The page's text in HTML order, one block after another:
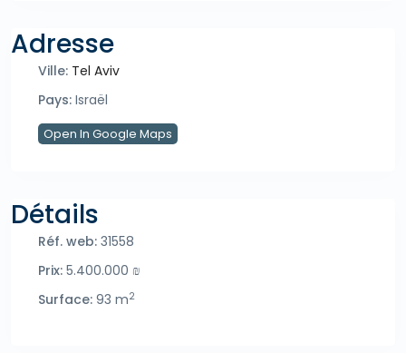
Adresse
Ville: Tel Aviv
Pays: Israël
Open In Google Maps
Détails
Réf. web: 31558
Prix: 5.400.000 ₪
Surface: 93 m2